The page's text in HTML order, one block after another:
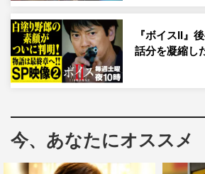
ボイスII 唐沢寿明
安藤政信 真木よう子
『ボイスII』
話分を凝縮し
今、あなたにオススメ